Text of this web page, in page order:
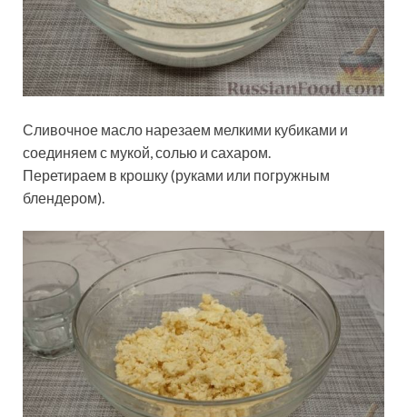
Сливочное масло нарезаем мелкими кубиками и
соединяем с мукой, солью и сахаром.
Перетираем в крошку (руками или погружным
блендером).